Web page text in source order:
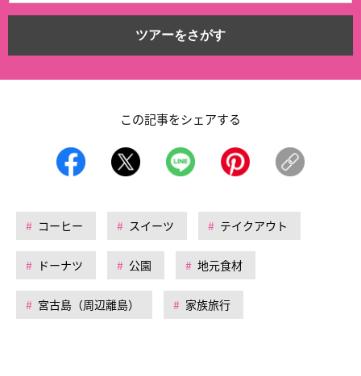
ツアーをさがす
この記事をシェアする
コーヒー スイーツ テイクアウト
ドーナツ 公園 地元食材
宮古島（周辺離島） 家族旅行